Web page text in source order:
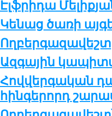
Էլֆրիդա
Կենաց ծառի
Ողբերգազավեշտ
Ազգային
Հովվերգական
հինգերորդ